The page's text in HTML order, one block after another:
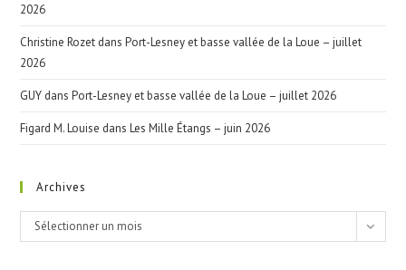
2026
Christine Rozet dansPort-Lesney et basse vallée de la Loue – juillet
2026
GUY dansPort-Lesney et basse vallée de la Loue – juillet 2026
Figard M. Louise dansLes Mille Étangs – juin 2026
Archives
Archives
Sélectionner un mois